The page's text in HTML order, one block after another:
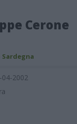
Cerone
04-2002